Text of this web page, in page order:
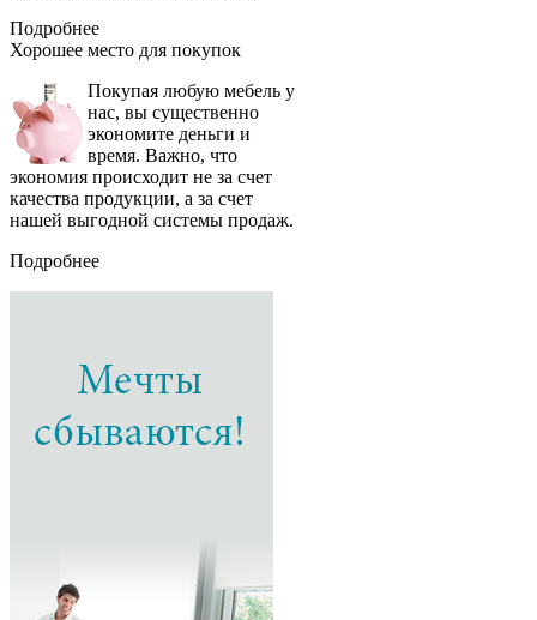
Подробнее
Хорошее место для покупок
Покупая любую мебель у
нас, вы существенно
экономите деньги и
время. Важно, что
экономия происходит не за счет
качества продукции, а за счет
нашей выгодной системы продаж.
Подробнее